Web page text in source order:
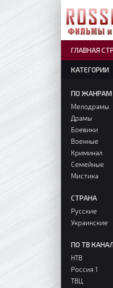
КАТЕГОРИИ
ПО ЖАНРАМ
Мелодрамы
Драмы
Боевики
Военные
Криминал
Семейные
Мистика
СТРАНА
Русские
Украинские
ПО ТВ
НТВ
Россия 1
ТВЦ
ГЛАВНАЯ